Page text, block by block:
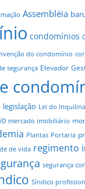
Assembléia
condomínios
do condomínio
segurança Elevador
legislação Lei do
mercado imobiliário
Plantas Portaria
de vida regimento
segurança
Síndico